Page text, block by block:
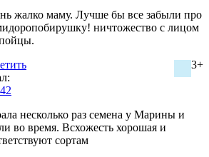
жалко маму. Лучше бы все забыли про
ничтожество с лицом
3+
несколько раз семена у Марины и
во время. Всхожесть хорошая и
сортам